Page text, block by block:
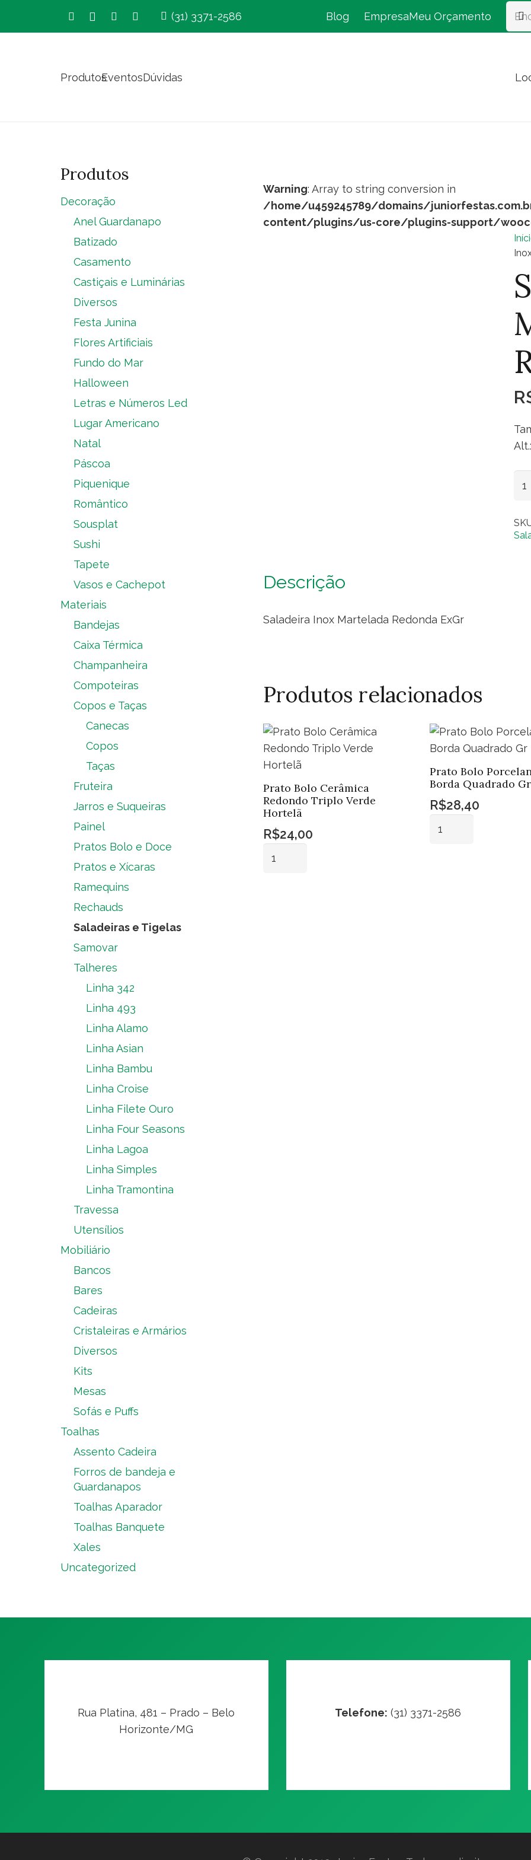
(31) 3371-2586 Blog EmpresaMeu Orçamento
ProdutosEventosDúvidas
Warning: Array to string conversion in
/home/u459245789/domains/
content/plugins/us-core/plugins-support/
Descrição
Saladeira Inox Martelada Redonda ExGr
Produtos relacionados
Prato Bolo Cerâmica
Redondo Triplo Verde
Hortelã
R$24,00
Prato Bolo
Borda Quadrado Gr
R$28,40
Produtos
Decoração
Anel Guardanapo
Batizado
Casamento
Castiçais e Luminárias
Diversos
Festa Junina
Flores Artificiais
Fundo do Mar
Halloween
Letras e Números Led
Lugar Americano
Natal
Páscoa
Piquenique
Romântico
Sousplat
Sushi
Tapete
Vasos e Cachepot
Materiais
Bandejas
Caixa Térmica
Champanheira
Compoteiras
Copos e Taças
Canecas
Copos
Taças
Fruteira
Jarros e Suqueiras
Painel
Pratos Bolo e Doce
Pratos e Xícaras
Ramequins
Rechauds
Saladeiras e Tigelas
Samovar
Talheres
Linha 342
Linha 493
Linha Alamo
Linha Asian
Linha Bambu
Linha Croise
Linha Filete Ouro
Linha Four Seasons
Linha Lagoa
Linha Simples
Linha Tramontina
Travessa
Utensílios
Mobiliário
Bancos
Bares
Cadeiras
Cristaleiras e Armários
Diversos
Kits
Mesas
Sofás e Puffs
Toalhas
Assento Cadeira
Forros de bandeja e
Guardanapos
Toalhas Aparador
Toalhas Banquete
Xales
Uncategorized
Rua Platina, 481 – Prado – Belo
Horizonte/MG
Telefone: (31) 3371-2586